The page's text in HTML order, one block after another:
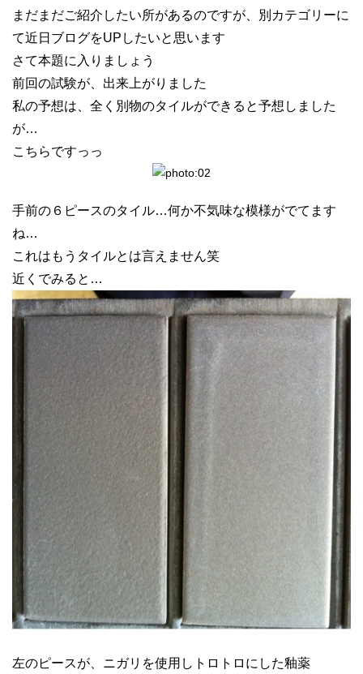
まだまだご紹介したい所があるのですが、別カテゴリーに
て近日ブログをUPしたいと思います
さて本題に入りましょう
前回の試験が、出来上がりました
私の予想は、全く別物のタイルができると予想しました
が…
こちらですっっ
手前の６ピースのタイル…何か不気味な模様がでてます
ね…
これはもうタイルとは言えません笑
近くでみると…
左のピースが、ニガリを使用しトロトロにした釉薬